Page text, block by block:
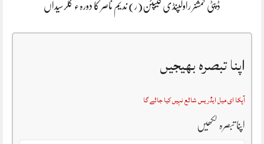
ڈپٹی کمشنر راولپنڈی کیپٹن(ر) ندیم ناصر کا دورہء کلرسیداں
اپنا تبصرہ بھیجیں
آپکا ای میل ایڈریس شائع نہیں کیا جائے گا
اپنا تبصرہ لکھیں